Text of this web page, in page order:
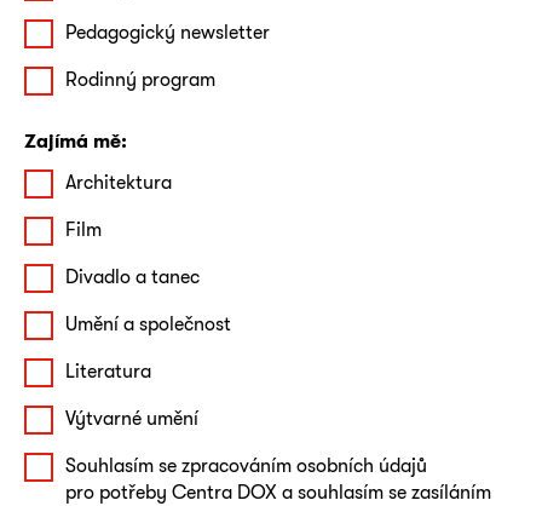
Pedagogický newsletter
Rodinný program
Zajímá mě:
Architektura
Film
Divadlo a tanec
Umění a společnost
Literatura
Výtvarné umění
Souhlasím se zpracováním osobních údajů
pro potřeby Centra DOX a souhlasím se zasíláním